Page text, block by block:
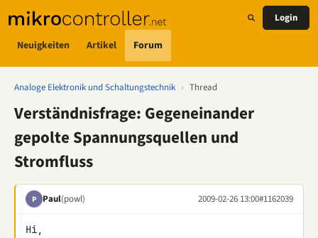
Neuigkeiten Artikel Forum
Login
Analoge Elektronik und Schaltungstechnik › Thread
Verständnisfrage: Gegeneinander
gepolte Spannungsquellen und
Stromfluss
P Paul(powl) 2009-02-26 13:00#1162039
Hi,